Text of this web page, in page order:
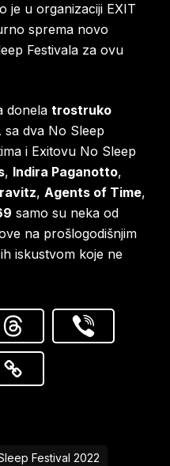
je u organizaciji EXIT
sprema novo
Festivala za ovu
donela trostruko
sa dva No Sleep
i Exitovu No Sleep
, Indira Paganotto,
, Agents of Time,
samo su neka od
na prošlogodišnjim
iskustvom koje ne
Festival 2022